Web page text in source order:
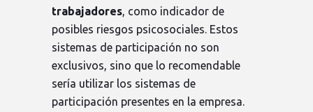
trabajadores, como indicador de
posibles riesgos psicosociales. Estos
sistemas de participación no son
exclusivos, sino que lo recomendable
sería utilizar los sistemas de
participación presentes en la empresa.